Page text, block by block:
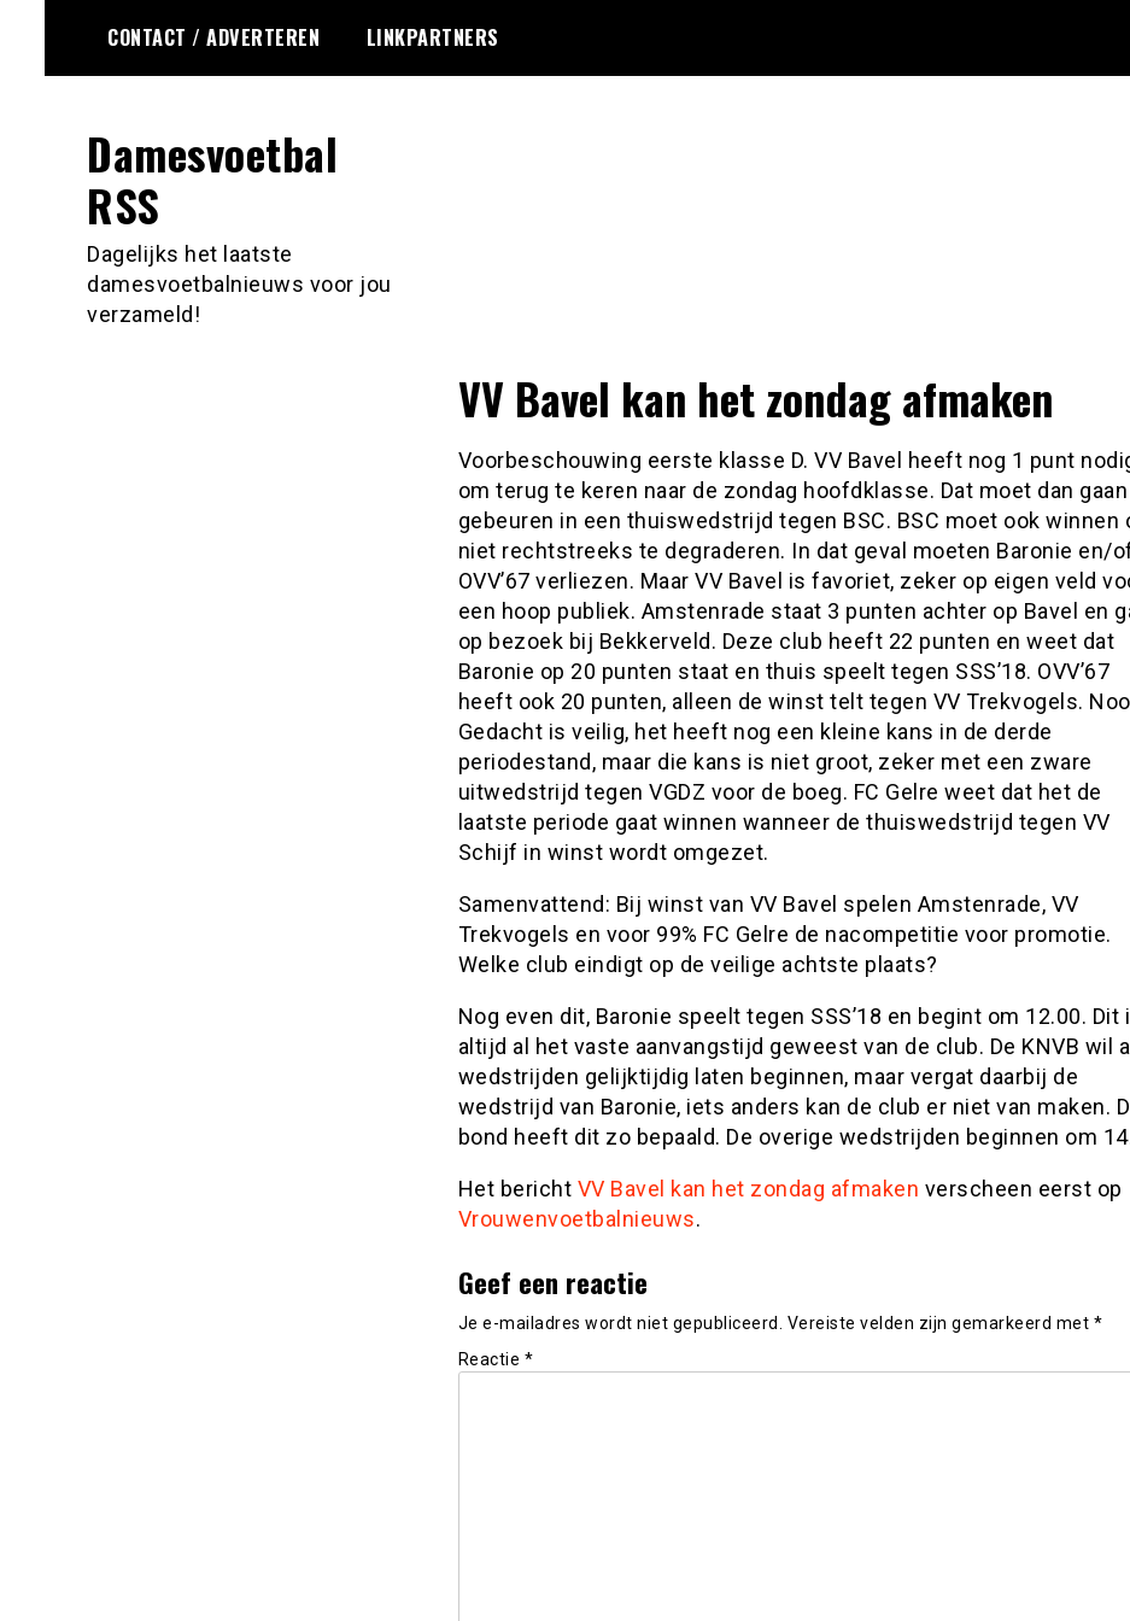
de
CONTACT / ADVERTEREN LINKPARTNERS
Damesvoetbal
RSS
Dagelijks het laatste
damesvoetbalnieuws voor jou
verzameld!
VV Bavel kan het zondag afmaken
Voorbeschouwing eerste klasse D. VV Bavel heeft nog 1 punt
om terug te keren naar de zondag hoofdklasse. Dat moet dan gaan
gebeuren in een thuiswedstrijd tegen BSC. BSC moet ook winnen
niet rechtstreeks te degraderen. In dat geval moeten Baronie en/
OVV’67 verliezen. Maar VV Bavel is favoriet, zeker op eigen veld
een hoop publiek. Amstenrade staat 3 punten achter op Bavel en
op bezoek bij Bekkerveld. Deze club heeft 22 punten en weet dat
Baronie op 20 punten staat en thuis speelt tegen SSS’18. OVV’67
heeft ook 20 punten, alleen de winst telt tegen VV Trekvogels.
Gedacht is veilig, het heeft nog een kleine kans in de derde
periodestand, maar die kans is niet groot, zeker met een zware
uitwedstrijd tegen VGDZ voor de boeg. FC Gelre weet dat het de
laatste periode gaat winnen wanneer de thuiswedstrijd tegen VV
Schijf in winst wordt omgezet.
Samenvattend: Bij winst van VV Bavel spelen Amstenrade, VV
Trekvogels en voor 99% FC Gelre de nacompetitie voor promotie.
Welke club eindigt op de veilige achtste plaats?
Nog even dit, Baronie speelt tegen SSS’18 en begint om 12.00. Dit
altijd al het vaste aanvangstijd geweest van de club. De KNVB wil
wedstrijden gelijktijdig laten beginnen, maar vergat daarbij de
wedstrijd van Baronie, iets anders kan de club er niet van maken.
bond heeft dit zo bepaald. De overige wedstrijden beginnen om
Het bericht VV Bavel kan het zondag afmaken verscheen eerst op
Vrouwenvoetbalnieuws.
Geef een reactie
Je e-mailadres wordt niet gepubliceerd. Vereiste velden zijn gemarkeerd met *
Reactie *